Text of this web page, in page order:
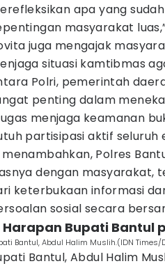
apa yang
masyarakat
juga mengajak
situasi kamtibmas
Polri, pemerintah
penting dalam
menjaga keamanan
partisipasi aktif seluruh
menambahkan, Polres
dengan masyarakat,
keterbukaan informasi
sosial secara
Harapan Bupati Bantul
Bantul, Abdul Halim Muslih.(IDN
Bantul, Abdul Halim